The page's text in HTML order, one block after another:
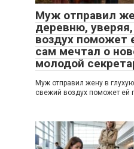
Муж отправил
деревню,
воздух поможет
сам мечтал о
молодой
Муж отправил жену в
свежий воздух поможет ей